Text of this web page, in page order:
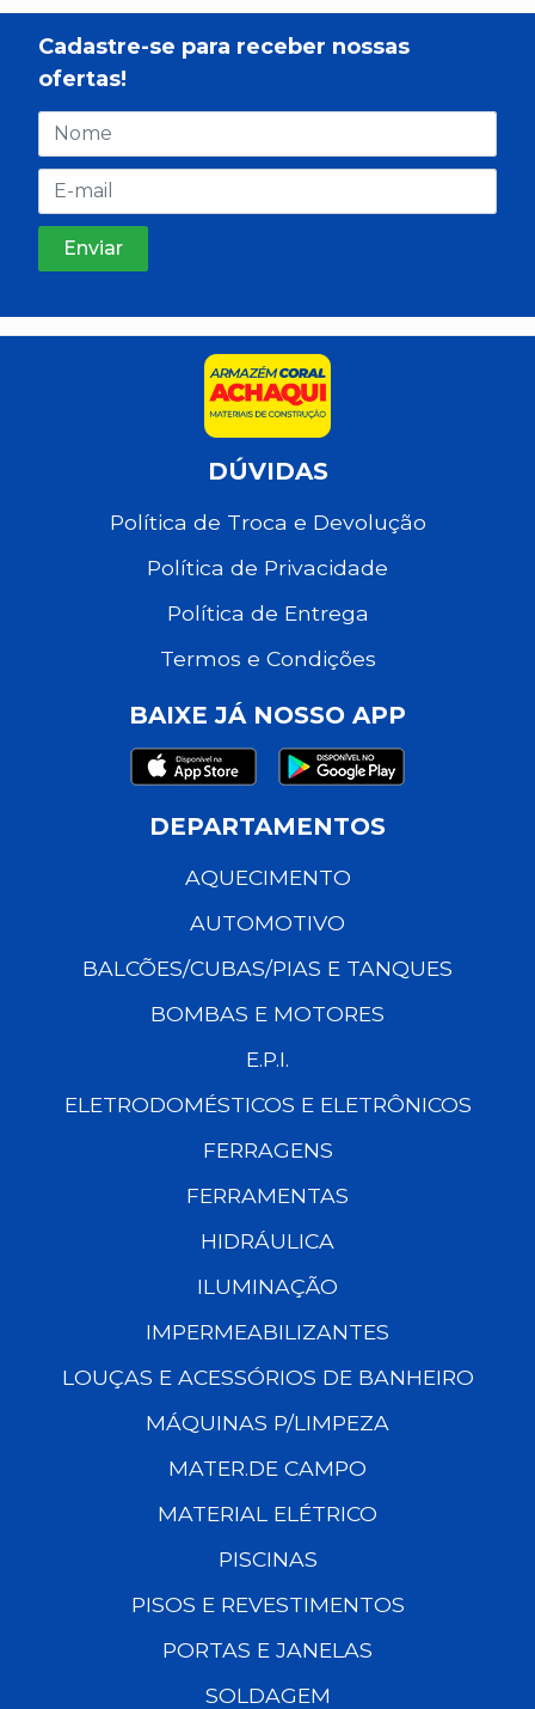
Cadastre-se para receber nossas
ofertas!
DÚVIDAS
Política de Troca e Devolução
Política de Privacidade
Política de Entrega
Termos e Condições
BAIXE JÁ NOSSO APP
DEPARTAMENTOS
AQUECIMENTO
AUTOMOTIVO
BALCÕES/CUBAS/PIAS E TANQUES
BOMBAS E MOTORES
E.P.I.
ELETRODOMÉSTICOS E ELETRÔNICOS
FERRAGENS
FERRAMENTAS
HIDRÁULICA
ILUMINAÇÃO
IMPERMEABILIZANTES
LOUÇAS E ACESSÓRIOS DE BANHEIRO
MÁQUINAS P/LIMPEZA
MATER.DE CAMPO
MATERIAL ELÉTRICO
PISCINAS
PISOS E REVESTIMENTOS
PORTAS E JANELAS
SOLDAGEM